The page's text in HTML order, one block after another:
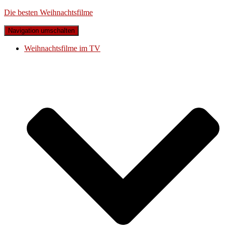
Die besten Weihnachtsfilme
Navigation umschalten
Weihnachtsfilme im TV